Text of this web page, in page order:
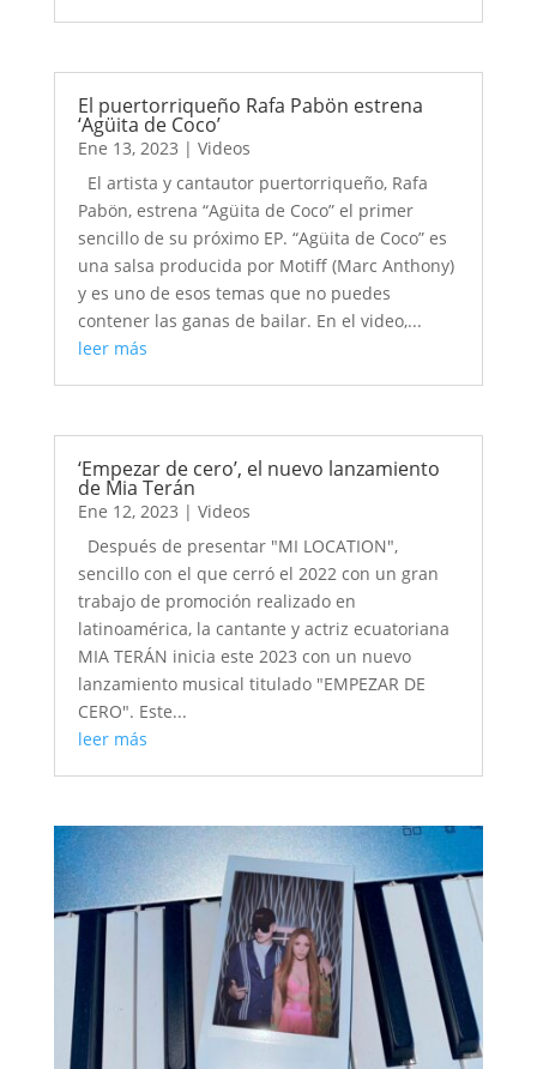
El puertorriqueño Rafa Pabön estrena
‘Agüita de Coco’
Ene 13, 2023 | Videos
El artista y cantautor puertorriqueño, Rafa
Pabön, estrena “Agüita de Coco” el primer
sencillo de su próximo EP. “Agüita de Coco” es
una salsa producida por Motiff (Marc Anthony)
y es uno de esos temas que no puedes
contener las ganas de bailar. En el video,...
leer más
‘Empezar de cero’, el nuevo lanzamiento
de Mia Terán
Ene 12, 2023 | Videos
Después de presentar "MI LOCATION",
sencillo con el que cerró el 2022 con un gran
trabajo de promoción realizado en
latinoamérica, la cantante y actriz ecuatoriana
MIA TERÁN inicia este 2023 con un nuevo
lanzamiento musical titulado "EMPEZAR DE
CERO". Este...
leer más